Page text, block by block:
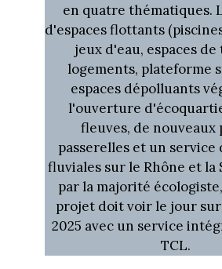
en quatre thématiques.
d'espaces flottants
jeux d'eau, espaces
logements, plateforme
espaces dépolluants
l'ouverture
fleuves, de nouveaux
passerelles et un service
fluviales sur le Rhône et la
par la majorité
projet doit voir le jour sur
2025 avec un service
TCL.